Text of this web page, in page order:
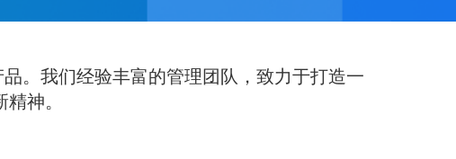
。我们经验丰富的管理团队，致力于打造一
精神。